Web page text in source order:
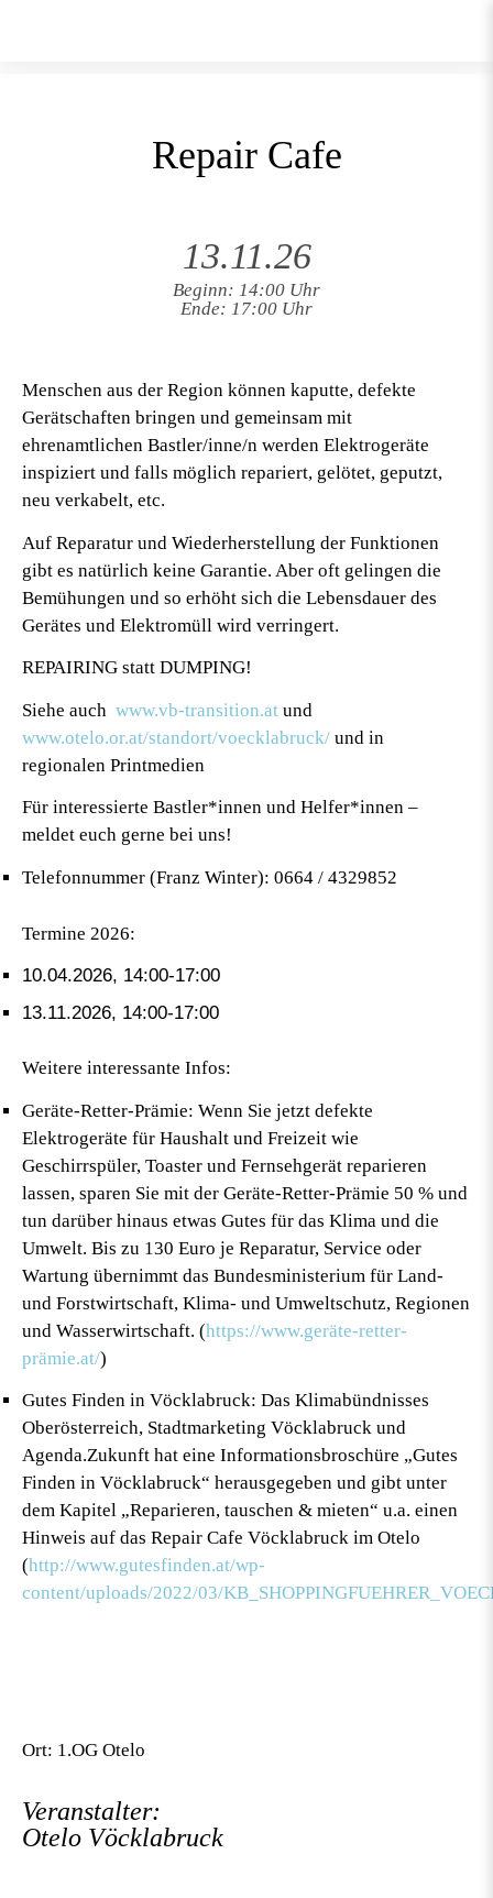
Repair Cafe
13.11.26
Beginn: 14:00 Uhr
Ende: 17:00 Uhr
Menschen aus der Region können kaputte, defekte
Gerätschaften bringen und gemeinsam mit
ehrenamtlichen Bastler/inne/n werden Elektrogeräte
inspiziert und falls möglich repariert, gelötet, geputzt,
neu verkabelt, etc.
Auf Reparatur und Wiederherstellung der Funktionen
gibt es natürlich keine Garantie. Aber oft gelingen die
Bemühungen und so erhöht sich die Lebensdauer des
Gerätes und Elektromüll wird verringert.
REPAIRING statt DUMPING!
Siehe auch www.vb-transition.at und
www.otelo.or.at/standort/voecklabruck/ und in
regionalen Printmedien
Für interessierte Bastler*innen und Helfer*innen –
meldet euch gerne bei uns!
Telefonnummer (Franz Winter): 0664 / 4329852
Termine 2026:
10.04.2026, 14:00-17:00
13.11.2026, 14:00-17:00
Weitere interessante Infos:
Geräte-Retter-Prämie: Wenn Sie jetzt defekte
Elektrogeräte für Haushalt und Freizeit wie
Geschirrspüler, Toaster und Fernsehgerät reparieren
lassen, sparen Sie mit der Geräte-Retter-Prämie 50 % und
tun darüber hinaus etwas Gutes für das Klima und die
Umwelt. Bis zu 130 Euro je Reparatur, Service oder
Wartung übernimmt das Bundesministerium für Land-
und Forstwirtschaft, Klima- und Umweltschutz, Regionen
und Wasserwirtschaft. (https://www.geräte-retter-
prämie.at/)
Gutes Finden in Vöcklabruck: Das Klimabündnisses
Oberösterreich, Stadtmarketing Vöcklabruck und
Agenda.Zukunft hat eine Informationsbroschüre „Gutes
Finden in Vöcklabruck“ herausgegeben und gibt unter
dem Kapitel „Reparieren, tauschen & mieten“ u.a. einen
Hinweis auf das Repair Cafe Vöcklabruck im Otelo
(http://www.gutesfinden.at/wp-
content/uploads/2022/03/
Ort: 1.OG Otelo
Veranstalter:
Otelo Vöcklabruck